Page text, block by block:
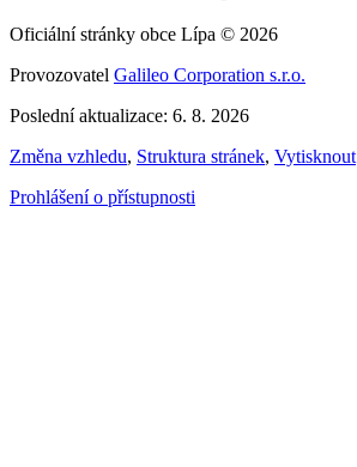
Oficiální stránky obce Lípa © 2026
Provozovatel Galileo Corporation s.r.o.
Poslední aktualizace: 6. 8. 2026
Změna vzhledu, Struktura stránek, Vytisknout
Prohlášení o přístupnosti